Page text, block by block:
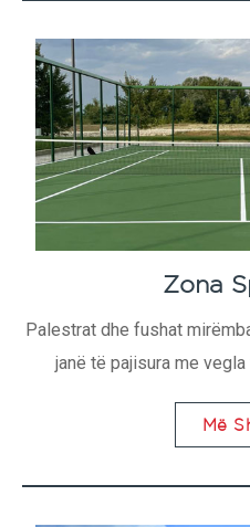
Zona
Palestrat dhe fushat
janë të pajisura me
Më